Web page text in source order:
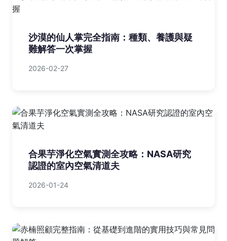
沙漠的仙人掌完全指南：種類、養護與疑
難解答一次掌握
2026-02-27
合果芋淨化空氣實測全攻略：NASA研究
認證的室內空氣清道夫
2026-01-24